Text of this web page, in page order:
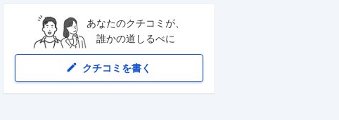
あなたのクチコミが、
誰かの道しるべに
クチコミを書く